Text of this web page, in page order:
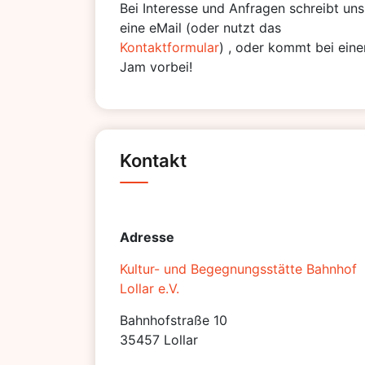
Bei Interesse und Anfragen schreibt uns
eine eMail (oder nutzt das
Kontaktformular) , oder kommt bei
Jam vorbei!
Kontakt
Adresse
Kultur- und Begegnungsstätte Bahnhof
Lollar e.V.
Bahnhofstraße 10
35457 Lollar